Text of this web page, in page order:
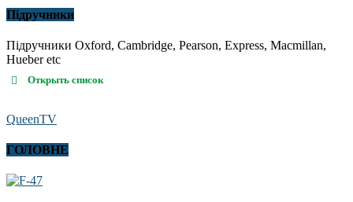
Підручники
Підручники Oxford, Cambridge, Pearson, Express, Macmillan,
Hueber etc
Открыть список
QueenTV
ГОЛОВНЕ